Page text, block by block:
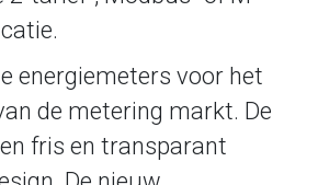
energiemeters voor het
de metering markt. De
fris en transparant